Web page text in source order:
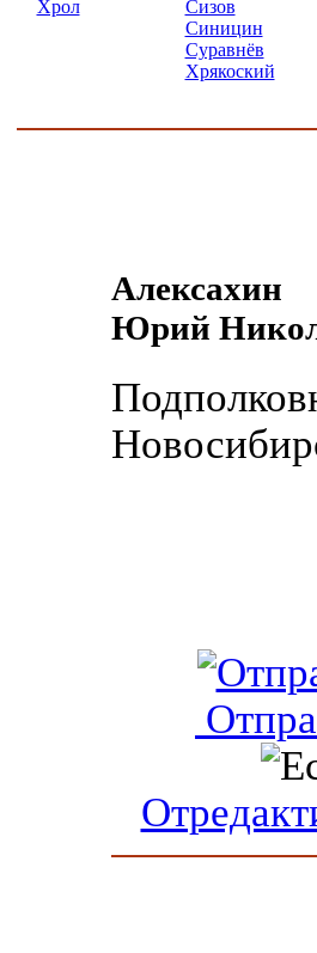
Хрол
Сизов
Синицин
Суравнёв
Хрякоский
Алексахин
Юрий